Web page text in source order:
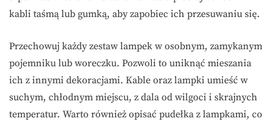
kabli taśmą lub gumką, aby zapobiec ich przesuwaniu się.
Przechowuj każdy zestaw lampek w osobnym, zamykanym
pojemniku lub woreczku. Pozwoli to uniknąć mieszania
ich z innymi dekoracjami. Kable oraz lampki umieść w
suchym, chłodnym miejscu, z dala od wilgoci i skrajnych
temperatur. Warto również opisać pudełka z lampkami, co